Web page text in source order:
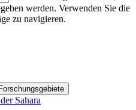
werden. Verwenden Sie die
zu navigieren.
Forschungsgebiete
Sahara